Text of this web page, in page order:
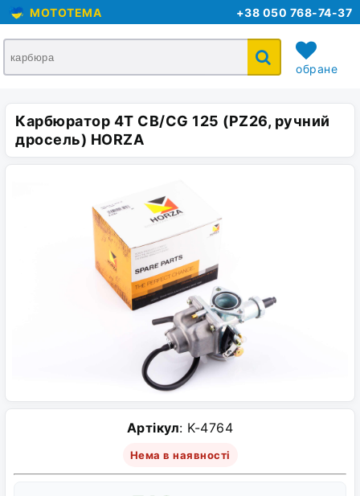
MOTOTEMA +38 050 768-74-37
обране
кошик
Карбюратор 4T CB/CG 125 (PZ26, ручний
дросель) HORZA
Артікул: K-4764
Нема в наявності